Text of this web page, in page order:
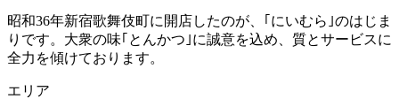
昭和36年新宿歌舞伎町に開店したのが、｢にいむら｣のはじま
りです。大衆の味｢とんかつ｣に誠意を込め、質とサービスに
全力を傾けております。
エリア